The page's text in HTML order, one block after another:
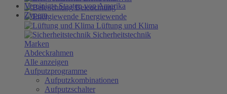
Vereinigte Staaten von Amerika
Zypern
Beleuchtung
Energiewende
Lüftung und Klima
Sicherheitstechnik
Marken
Abdeckrahmen
Alle anzeigen
Aufputzprogramme
Aufputzkombinationen
Aufputzschalter